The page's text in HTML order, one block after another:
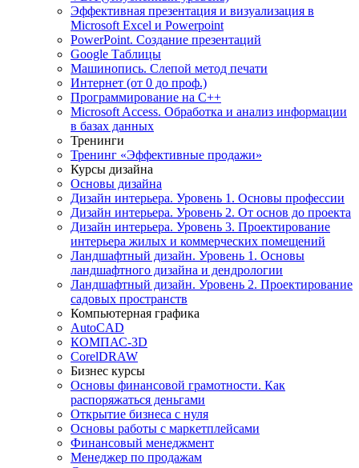
Эффективная презентация и визуализация в
Microsoft Excel и Powerpoint
PowerPoint. Создание презентаций
Google Таблицы
Машинопись. Слепой метод печати
Интернет (от 0 до проф.)
Программирование на C++
Microsoft Access. Обработка и анализ информации
в базах данных
Тренинги
Тренинг «Эффективные продажи»
Курсы дизайна
Основы дизайна
Дизайн интерьера. Уровень 1. Основы профессии
Дизайн интерьера. Уровень 2. От основ до проекта
Дизайн интерьера. Уровень 3. Проектирование
интерьера жилых и коммерческих помещений
Ландшафтный дизайн. Уровень 1. Основы
ландшафтного дизайна и дендрологии
Ландшафтный дизайн. Уровень 2. Проектирование
садовых пространств
Компьютерная графика
AutoCAD
КОМПАС-3D
CorelDRAW
Бизнес курсы
Основы финансовой грамотности. Как
распоряжаться деньгами
Открытие бизнеса с нуля
Основы работы с маркетплейсами
Финансовый менеджмент
Менеджер по продажам